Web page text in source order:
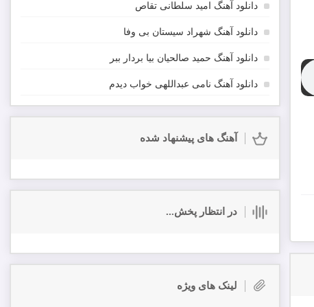
دانلود آهنگ امید سلطانی تقاص
دانلود آهنگ شهراد سیستان بی وفا
دانلود آهنگ حمید صالحیان بیا بردار ببر
دانلود آهنگ نامی عبداللهی خواب دیدم
آهنگ های پیشنهاد شده
در انتظار پخش...
لینک های ویژه